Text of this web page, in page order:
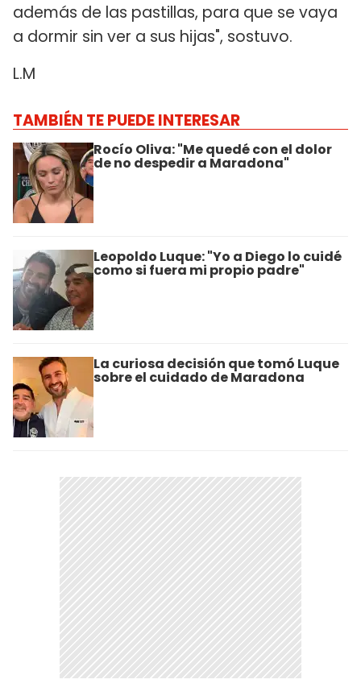
además de las pastillas, para que se vaya
a dormir sin ver a sus hijas", sostuvo.
L.M
TAMBIÉN TE PUEDE INTERESAR
Rocío Oliva: "Me quedé con el dolor
de no despedir a Maradona"
Leopoldo Luque: "Yo a Diego lo cuidé
como si fuera mi propio padre"
La curiosa decisión que tomó Luque
sobre el cuidado de Maradona